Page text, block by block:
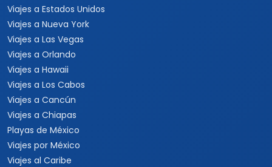
Viajes a Estados Unidos
Viajes a Nueva York
Viajes a Las Vegas
Viajes a Orlando
Viajes a Hawaii
Viajes a Los Cabos
Viajes a Cancún
Viajes a Chiapas
Playas de México
Viajes por México
Viajes al Caribe